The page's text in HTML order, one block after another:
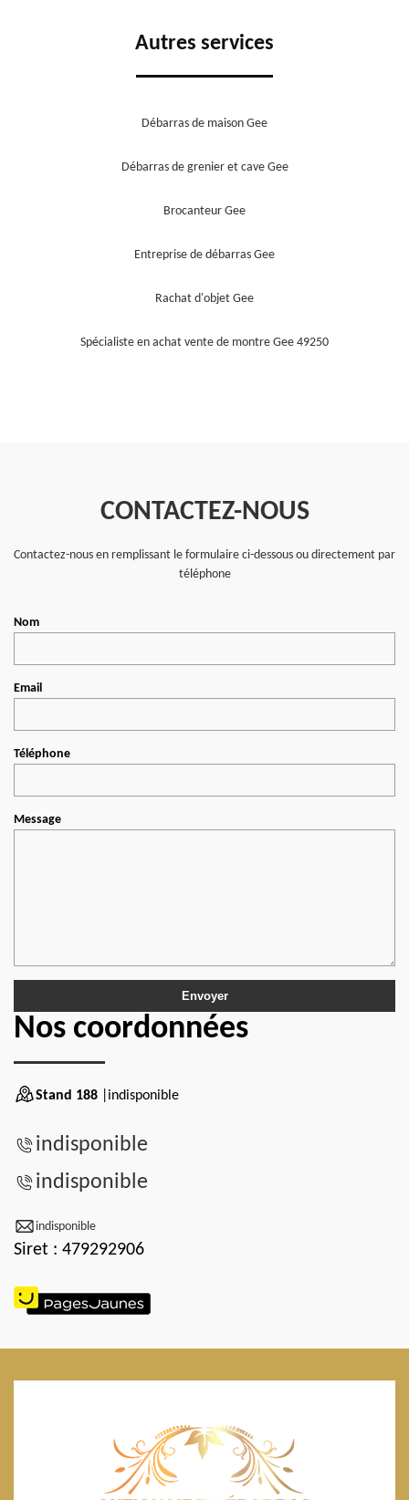
Autres services
Débarras de maison Gee
Débarras de grenier et cave Gee
Brocanteur Gee
Entreprise de débarras Gee
Rachat d'objet Gee
Spécialiste en achat vente de montre Gee 49250
CONTACTEZ-NOUS
Contactez-nous en remplissant le formulaire ci-dessous ou directement par
téléphone
Nom
Email
Téléphone
Message
Nos coordonnées
Stand 188 |indisponible
indisponible
indisponible
indisponible
Siret : 479292906